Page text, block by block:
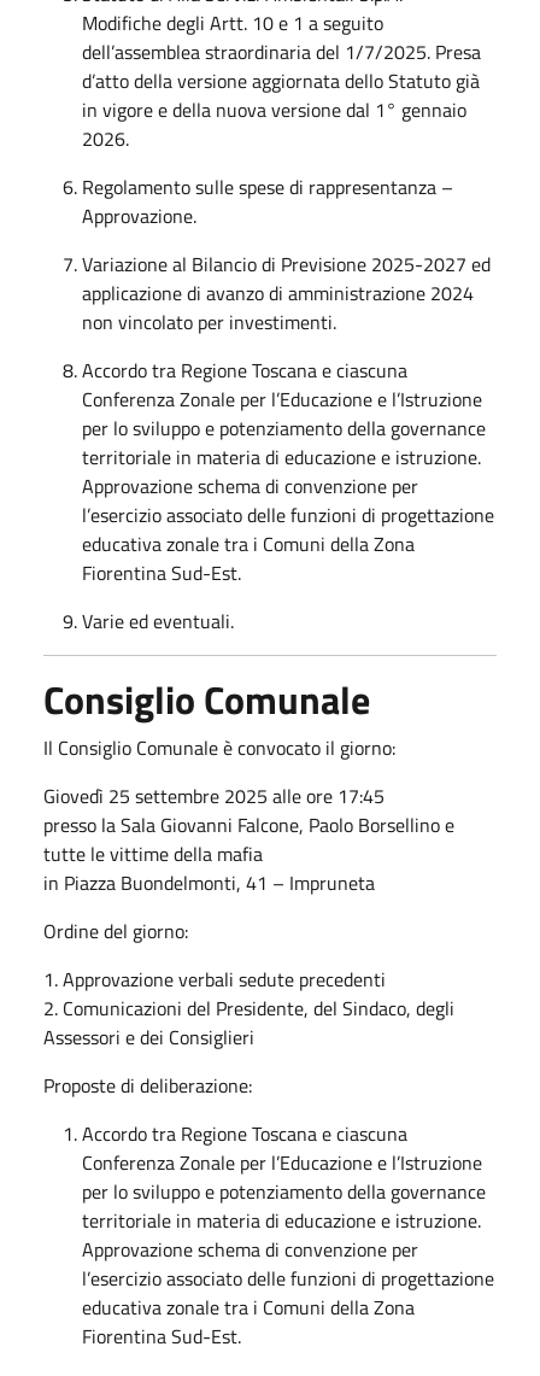
Modifiche degli Artt. 10 e 1 a seguito
dell’assemblea straordinaria del 1/7/2025. Presa
d’atto della versione aggiornata dello Statuto già
in vigore e della nuova versione dal 1° gennaio
2026.
Regolamento sulle spese di rappresentanza –
Approvazione.
Variazione al Bilancio di Previsione 2025-2027 ed
applicazione di avanzo di amministrazione 2024
non vincolato per investimenti.
Accordo tra Regione Toscana e ciascuna
Conferenza Zonale per l’Educazione e l’Istruzione
per lo sviluppo e potenziamento della governance
territoriale in materia di educazione e istruzione.
Approvazione schema di convenzione per
l’esercizio associato delle funzioni di progettazione
educativa zonale tra i Comuni della Zona
Fiorentina Sud-Est.
Varie ed eventuali.
Consiglio Comunale
Il Consiglio Comunale è convocato il giorno:
Giovedì 25 settembre 2025 alle ore 17:45
presso la Sala Giovanni Falcone, Paolo Borsellino e
tutte le vittime della mafia
in Piazza Buondelmonti, 41 – Impruneta
Ordine del giorno:
1. Approvazione verbali sedute precedenti
2. Comunicazioni del Presidente, del Sindaco, degli
Assessori e dei Consiglieri
Proposte di deliberazione:
Accordo tra Regione Toscana e ciascuna
Conferenza Zonale per l’Educazione e l’Istruzione
per lo sviluppo e potenziamento della governance
territoriale in materia di educazione e istruzione.
Approvazione schema di convenzione per
l’esercizio associato delle funzioni di progettazione
educativa zonale tra i Comuni della Zona
Fiorentina Sud-Est.